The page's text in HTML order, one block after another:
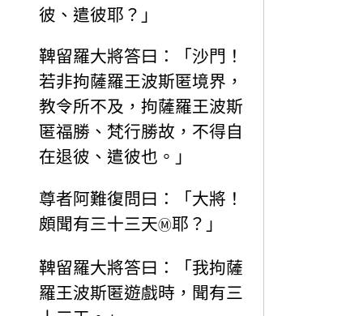
彼、遣彼耶？」
鞞留羅大將答曰：「沙門！
若非拘薩羅王波斯匿境界，
教令所不及，拘薩羅王波斯
匿福勝、梵行勝故，不得自
在退彼、遣彼也。」
尊者阿難復問曰：「大將！
頗聞有三十三天Ⓜ耶？」
鞞留羅大將答曰：「我拘薩
羅王波斯匿遊戲時，聞有三